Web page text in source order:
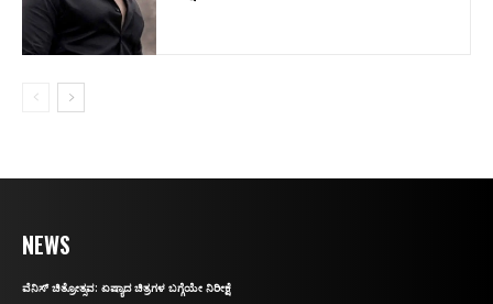
NEWS
ವೆನಿಸ್‌ ಚಿತ್ರೋತ್ಸವ: ಏಷ್ಯಾದ ಚಿತ್ರಗಳ ಬಗ್ಗೆಯೇ ನಿರೀಕ್ಷೆ